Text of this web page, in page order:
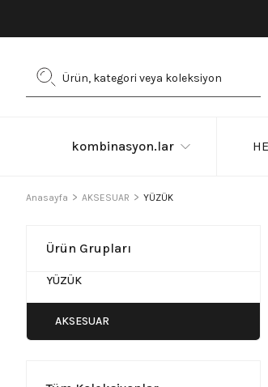
kombinasyon.lar
Anasayfa AKSESUAR YÜZÜK
Ürün Grupları
YÜZÜK
AKSESUAR